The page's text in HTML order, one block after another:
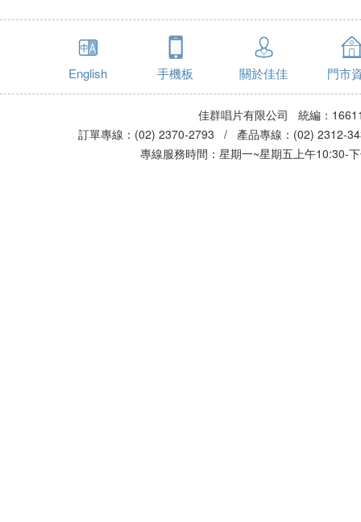
English 手機板 關於佳佳 門市
佳群唱片有限公司 統編：
訂單專線：(02) 2370-2793 / 產品專線：(02)
專線服務時間：星期一~星期五上午10:30-